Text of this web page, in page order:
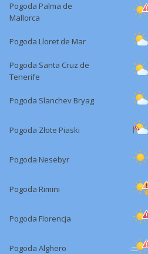
Pogoda Palma de
Mallorca
Pogoda Lloret de Mar
Pogoda Santa Cruz de
Tenerife
Pogoda Slanchev Bryag
Pogoda Złote Piaski
Pogoda Nesebyr
Pogoda Rimini
Pogoda Florencja
Pogoda Alghero